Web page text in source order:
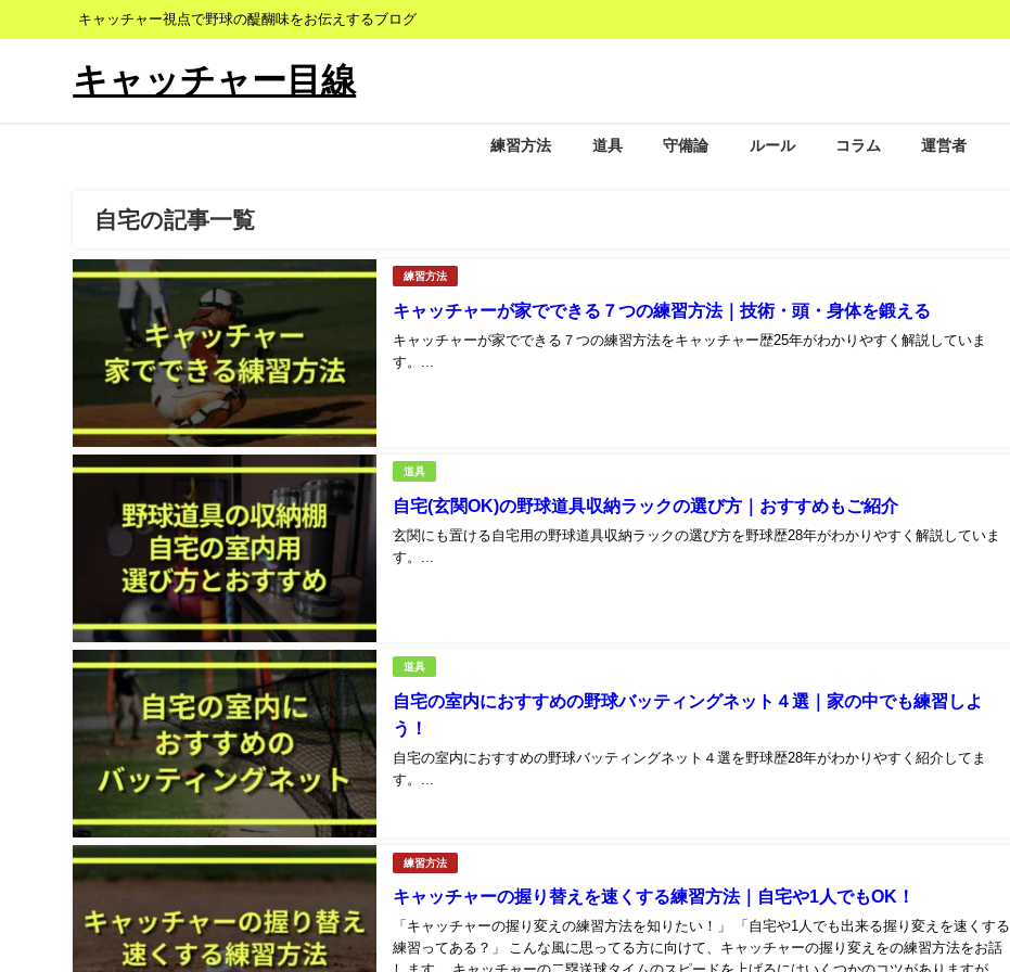
キャッチャー視点で野球の醍醐味をお伝えするブログ
キャッチャー目線
練習方法 道具 守備論 ルール コラム 運営者
自宅の記事一覧
練習方法
キャッチャーが家でできる７つの練習方法｜技術・頭・身体を鍛える
キャッチャーが家でできる７つの練習方法をキャッチャー歴25年がわかりやすく解説していま
す。...
道具
自宅(玄関OK)の野球道具収納ラックの選び方｜おすすめもご紹介
玄関にも置ける自宅用の野球道具収納ラックの選び方を野球歴28年がわかりやすく解説していま
す。...
道具
自宅の室内におすすめの野球バッティングネット４選｜家の中でも練習しよ
う！
自宅の室内におすすめの野球バッティングネット４選を野球歴28年がわかりやすく紹介してま
す。...
練習方法
キャッチャーの握り替えを速くする練習方法｜自宅や1人でもOK！
「キャッチャーの握り変えの練習方法を知りたい！」 「自宅や1人でも出来る握り変えを速くする
練習ってある？」 こんな風に思ってる方に向けて、キャッチャーの握り変えをの練習方法をお話
します。 キャッチャーの二塁送球タイムのスピードを上げるにはいくつかのコツがありますが、